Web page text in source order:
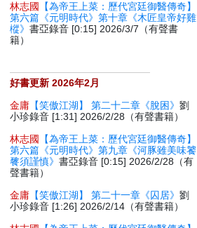
林志國
【為帝王上菜：歷代宮廷御醫傳奇】
第六篇《元明時代》第十章《木匠皇帝好雞
樅》書亞錄音 [0:15] 2026/3/7（有聲書
籍）
好書更新 2026年2月
金庸 【笑傲江湖】 第二十二章《脫困》劉
小珍錄音 [1:31] 2026/2/28（有聲書籍）
林志國
【為帝王上菜：歷代宮廷御醫傳奇】
第六篇《元明時代》第九章《河豚雖美味饕
餮須謹慎》書亞錄音 [0:15] 2026/2/28（有
聲書籍）
金庸 【笑傲江湖】 第二十一章《囚居》劉
小珍錄音 [1:26] 2026/2/14（有聲書籍）